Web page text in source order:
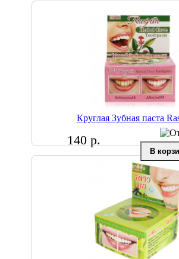
Круглая Зубная паста
140 р.